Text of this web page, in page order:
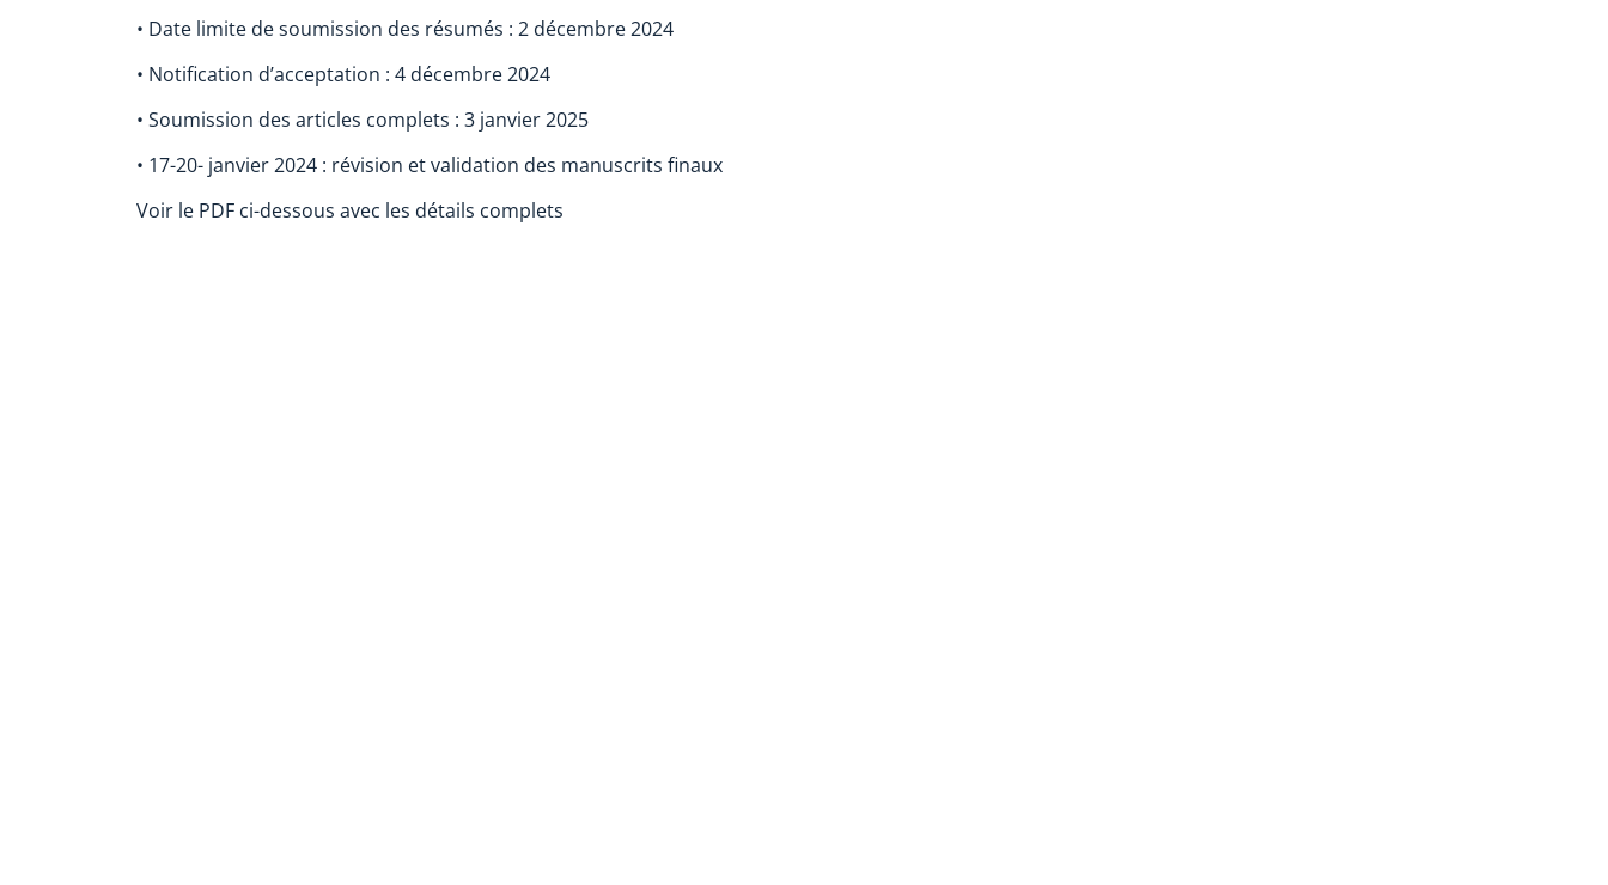
• Date limite de soumission des résumés : 2 décembre 2024
• Notification d’acceptation : 4 décembre 2024
• Soumission des articles complets : 3 janvier 2025
• 17-20- janvier 2024 : révision et validation des manuscrits finaux
Voir le PDF ci-dessous avec les détails complets